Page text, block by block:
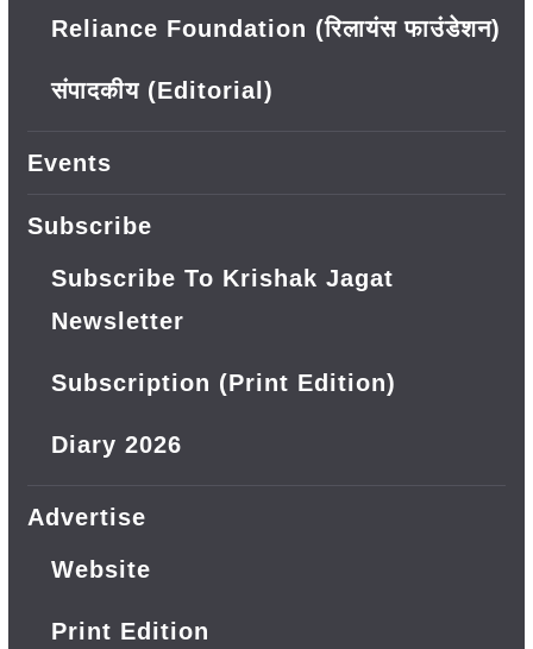
Reliance Foundation (रिलायंस फाउंडेशन)
संपादकीय (Editorial)
Events
Subscribe
Subscribe To Krishak Jagat
Newsletter
Subscription (Print Edition)
Diary 2026
Advertise
Website
Print Edition